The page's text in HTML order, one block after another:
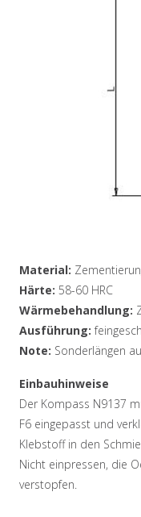
Material:
Härte: 58-60 HRC
Wärmebehandlung:
Ausführung:
Note: Sonderlängen
Einbauhinweise
Der Kompass N9137
F6 eingepasst und
Klebstoff in den
Nicht einpressen, die
verstopfen.